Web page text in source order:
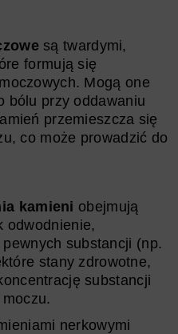
są twardymi,
formują się
Mogą one
bólu przy oddawaniu
przemieszcza się
co może prowadzić do
kamieni obejmują
odwodnienie,
substancji (np.
stany zdrowotne,
substancji
nerkowymi